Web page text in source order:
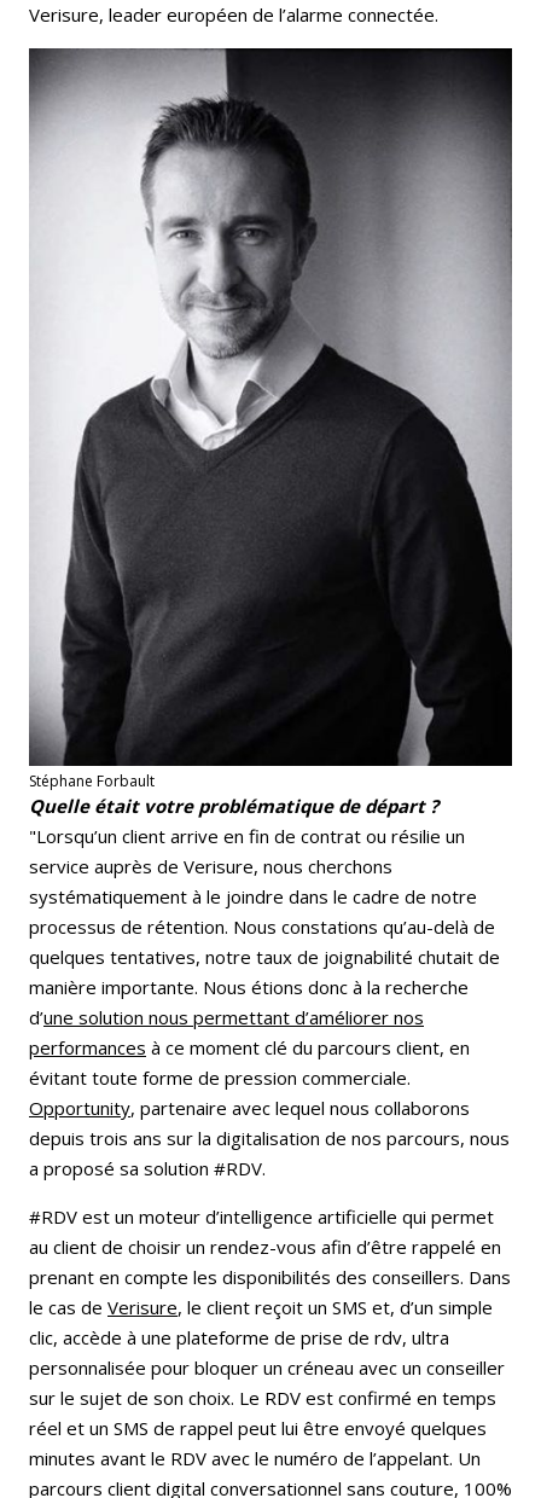
Verisure, leader européen de l’alarme connectée.
Stéphane Forbault
Quelle était votre problématique de départ ?
"Lorsqu’un client arrive en fin de contrat ou résilie un
service auprès de Verisure, nous cherchons
systématiquement à le joindre dans le cadre de notre
processus de rétention. Nous constations qu’au-delà de
quelques tentatives, notre taux de joignabilité chutait de
manière importante. Nous étions donc à la recherche
d’une solution nous permettant d’améliorer nos
performances à ce moment clé du parcours client, en
évitant toute forme de pression commerciale.
Opportunity, partenaire avec lequel nous collaborons
depuis trois ans sur la digitalisation de nos parcours, nous
a proposé sa solution #RDV.
#RDV est un moteur d’intelligence artificielle qui permet
au client de choisir un rendez-vous afin d’être rappelé en
prenant en compte les disponibilités des conseillers. Dans
le cas de Verisure, le client reçoit un SMS et, d’un simple
clic, accède à une plateforme de prise de rdv, ultra
personnalisée pour bloquer un créneau avec un conseiller
sur le sujet de son choix. Le RDV est confirmé en temps
réel et un SMS de rappel peut lui être envoyé quelques
minutes avant le RDV avec le numéro de l’appelant. Un
parcours client digital conversationnel sans couture, 100%